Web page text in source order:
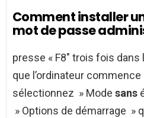
Comment installer
mot de passe
presse « F8″ trois fois
que l’ordinateur
sélectionnez » Mode sans
» Options de démarrage »